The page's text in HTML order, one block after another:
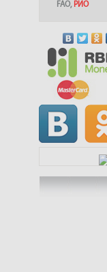
FAO, РИО